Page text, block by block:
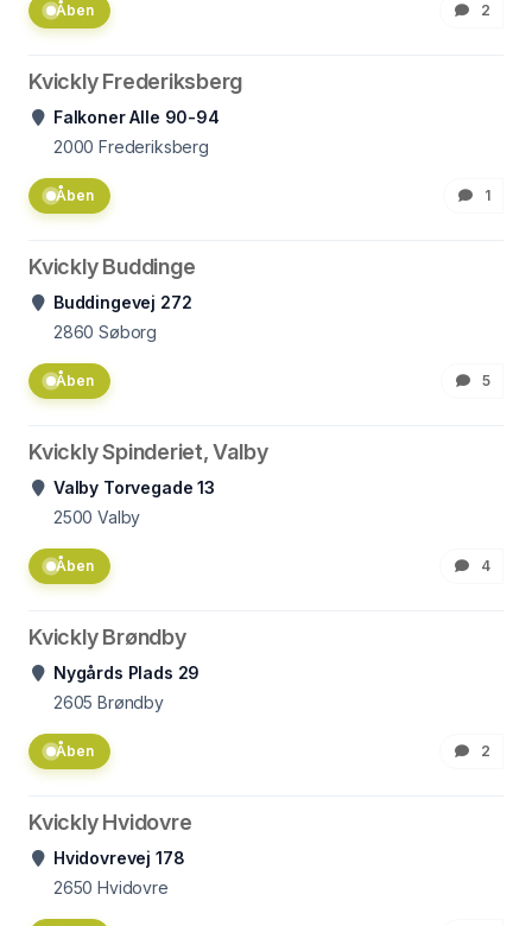
Åben 2
Kvickly Frederiksberg
Falkoner Alle 90-94
2000 Frederiksberg
Åben 1
Kvickly Buddinge
Buddingevej 272
2860 Søborg
Åben 5
Kvickly Spinderiet, Valby
Valby Torvegade 13
2500 Valby
Åben 4
Kvickly Brøndby
Nygårds Plads 29
2605 Brøndby
Åben 2
Kvickly Hvidovre
Hvidovrevej 178
2650 Hvidovre